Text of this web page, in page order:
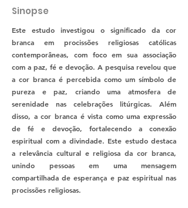
Sinopse
Este estudo investigou o significado da cor
branca em procissões religiosas católicas
contemporâneas, com foco em sua associação
com a paz, fé e devoção. A pesquisa revelou que
a cor branca é percebida como um símbolo de
pureza e paz, criando uma atmosfera de
serenidade nas celebrações litúrgicas. Além
disso, a cor branca é vista como uma expressão
de fé e devoção, fortalecendo a conexão
espiritual com a divindade. Este estudo destaca
a relevância cultural e religiosa da cor branca,
unindo pessoas em uma mensagem
compartilhada de esperança e paz espiritual nas
procissões religiosas.